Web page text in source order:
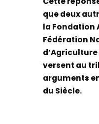
que deux
la Fondation
Fédération
versent au
arguments
du Siècle.